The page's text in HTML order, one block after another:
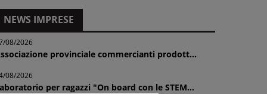
NEWS IMPRESE
08/2026
provinciale commercianti prodott...
08/2026
per ragazzi "On board con le STEM...